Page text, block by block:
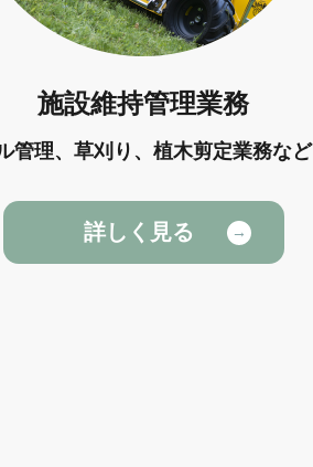
施設維持管理業務
管理、草刈り、植木剪定業務など
詳しく見る